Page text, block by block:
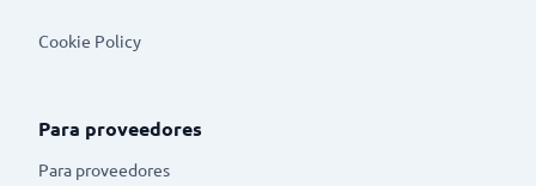
Cookie Policy
Para proveedores
Para proveedores